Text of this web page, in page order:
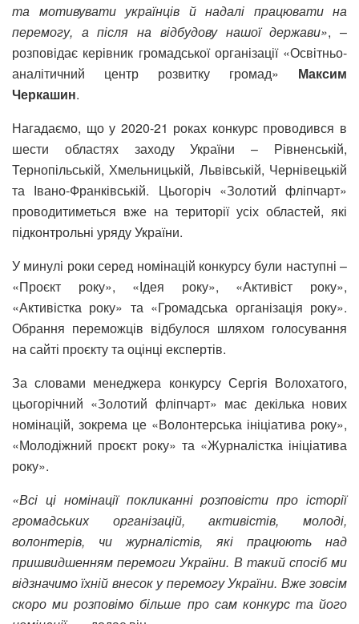
та мотивувати українців й надалі працювати на
перемогу, а після на відбудову нашої держави», –
розповідає керівник громадської організації «Освітньо-
аналітичний центр розвитку громад» Максим
Черкашин.
Нагадаємо, що у 2020-21 роках конкурс проводився в
шести областях заходу України – Рівненській,
Тернопільській, Хмельницькій, Львівській, Чернівецькій
та Івано-Франківській. Цьогоріч «Золотий фліпчарт»
проводитиметься вже на території усіх областей, які
підконтрольні уряду України.
У минулі роки серед номінацій конкурсу були наступні –
«Проєкт року», «Ідея року», «Активіст року»,
«Активістка року» та «Громадська організація року».
Обрання переможців відбулося шляхом голосування
на сайті проєкту та оцінці експертів.
За словами менеджера конкурсу Сергія Волохатого,
цьогорічний «Золотий фліпчарт» має декілька нових
номінацій, зокрема це «Волонтерська ініціатива року»,
«Молодіжний проєкт року» та «Журналістка ініціатива
року».
«Всі ці номінації покликанні розповісти про історії
громадських організацій, активістів, молоді,
волонтерів, чи журналістів, які працюють над
пришвидшенням перемоги України. В такий спосіб ми
відзначимо їхній внесок у перемогу України. Вже зовсім
скоро ми розповімо більше про сам конкурс та його